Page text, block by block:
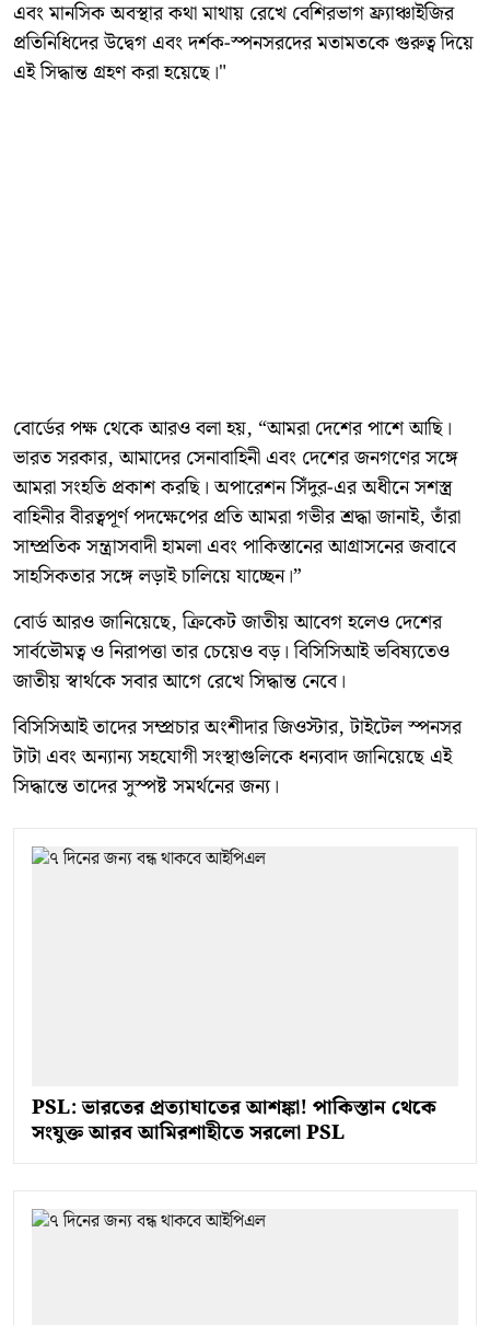
এবং মানসিক অবস্থার কথা মাথায় রেখে বেশিরভাগ ফ্র্যাঞ্চাইজির
প্রতিনিধিদের উদ্বেগ এবং দর্শক-স্পনসরদের মতামতকে গুরুত্ব দিয়ে
এই সিদ্ধান্ত গ্রহণ করা হয়েছে।"
বোর্ডের পক্ষ থেকে আরও বলা হয়, “আমরা দেশের পাশে আছি।
ভারত সরকার, আমাদের সেনাবাহিনী এবং দেশের জনগণের সঙ্গে
আমরা সংহতি প্রকাশ করছি। অপারেশন সিঁদুর-এর অধীনে সশস্ত্র
বাহিনীর বীরত্বপূর্ণ পদক্ষেপের প্রতি আমরা গভীর শ্রদ্ধা জানাই, তাঁরা
সাম্প্রতিক সন্ত্রাসবাদী হামলা এবং পাকিস্তানের আগ্রাসনের জবাবে
সাহসিকতার সঙ্গে লড়াই চালিয়ে যাচ্ছেন।”
বোর্ড আরও জানিয়েছে, ক্রিকেট জাতীয় আবেগ হলেও দেশের
সার্বভৌমত্ব ও নিরাপত্তা তার চেয়েও বড়। বিসিসিআই ভবিষ্যতেও
জাতীয় স্বার্থকে সবার আগে রেখে সিদ্ধান্ত নেবে।
বিসিসিআই তাদের সম্প্রচার অংশীদার জিওস্টার, টাইটেল স্পনসর
টাটা এবং অন্যান্য সহযোগী সংস্থাগুলিকে ধন্যবাদ জানিয়েছে এই
সিদ্ধান্তে তাদের সুস্পষ্ট সমর্থনের জন্য।
PSL: ভারতের প্রত্যাঘাতের আশঙ্কা! পাকিস্তান থেকে
সংযুক্ত আরব আমিরশাহীতে সরলো PSL